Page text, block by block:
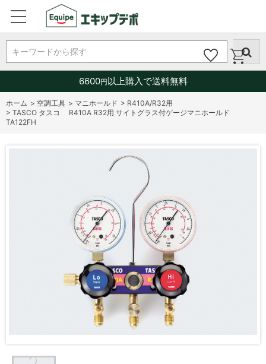
キーワードから探す
6600円以上購入で送料無料
ホーム > 空調工具 > マニホールド > R410A/R32用
> TASCO タスコ R410A R32用 サイトグラス付ゲージマニホールド
TA122FH